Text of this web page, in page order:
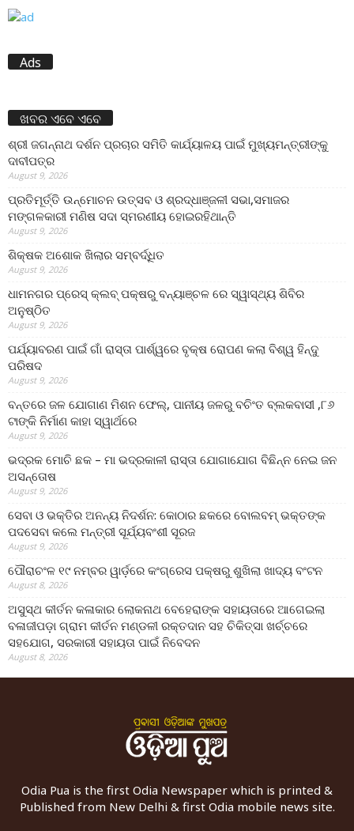
Ads
ଖବର ଏବେ ଏବେ
ଶ୍ରୀ ଜଗନ୍ନାଥ ଦର୍ଶନ ପ୍ରଚାର ସମିତି କାର୍ଯ୍ୟାଳୟ ପାଇଁ ମୁଖ୍ୟମନ୍ତ୍ରୀଙ୍କୁ
ଦାବୀପତ୍ର
August 9, 2026
ପ୍ରତିମୂର୍ତ୍ତି ଉନ୍ମୋଚନ ଉତ୍ସବ ଓ ଶ୍ରଦ୍ଧାଞ୍ଜଳୀ ସଭା,ସମାଜର
ମଙ୍ଗଳକାରୀ ମଣିଷ ସଦା ସ୍ମରଣୀୟ ହୋଇରହିଥାନ୍ତି
August 9, 2026
ଶିକ୍ଷକ ଅଶୋକ ଖିଲାର ସମ୍ବର୍ଦ୍ଧିତ
August 9, 2026
ଧାମନଗର ପ୍ରେସ୍ କ୍ଲବ୍ ପକ୍ଷରୁ ବନ୍ୟାଞ୍ଚଳ ରେ ସ୍ୱାସ୍ଥ୍ୟ ଶିବିର
ଅନୁଷ୍ଠିତ
August 9, 2026
ପର୍ଯ୍ୟାବରଣ ପାଇଁ ଗାଁ ରାସ୍ତା ପାର୍ଶ୍ୱରେ ବୃକ୍ଷ ରୋପଣ କଲା ବିଶ୍ୱ ହିନ୍ଦୁ
ପରିଷଦ
August 9, 2026
ବନ୍ତରେ ଜଳ ଯୋଗାଣ ମିଶନ ଫେଲ୍‌, ପାନୀୟ ଜଳରୁ ବଚିଂତ ବ୍ଲକବାସୀ ,୮୬
ଟାଙ୍କି ନିର୍ମାଣ କାହା ସ୍ୱାର୍ଥରେ
August 9, 2026
ଭଦ୍ରକ ମୋଚି ଛକ – ମା ଭଦ୍ରକାଳୀ ରାସ୍ତା ଯୋଗାଯୋଗ ବିଛିନ୍ନ ନେଇ ଜନ
ଅସନ୍ତୋଷ
August 9, 2026
ସେବା ଓ ଭକ୍ତିର ଅନନ୍ୟ ନିଦର୍ଶନ: କୋଠାର ଛକରେ ବୋଲବମ୍ ଭକ୍ତଙ୍କ
ପଦସେବା କଲେ ମନ୍ତ୍ରୀ ସୂର୍ଯ୍ୟବଂଶୀ ସୂରଜ
August 9, 2026
ପୌରାଚଂଳ ୧୯ ନମ୍ବର ୱାର୍ଡ଼ରେ କଂଗ୍ରେସ ପକ୍ଷରୁ ଶୁଖିଲା ଖାଦ୍ୟ ବଂଟନ
August 8, 2026
ଅସୁସ୍ଥ କୀର୍ତନ କଳାକାର ଲୋକନାଥ ବେହେରାଙ୍କ ସହାୟତାରେ ଆଗେଇଲା
ବଳାଜୀପଡ଼ା ଗ୍ରାମ କୀର୍ତନ ମଣ୍ଡଳୀ ରକ୍ତଦାନ ସହ ଚିକିତ୍ସା ଖର୍ଚ୍ଚରେ
ସହଯୋଗ, ସରକାରୀ ସହାୟତା ପାଇଁ ନିବେଦନ
August 8, 2026
Odia Pua is the first Odia Newspaper which is printed &
Published from New Delhi & first Odia mobile news site.